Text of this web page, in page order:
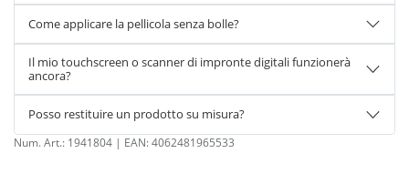
Come applicare la pellicola senza bolle?
Il mio touchscreen o scanner di impronte digitali funzionerà
ancora?
Posso restituire un prodotto su misura?
Num. Art.: 1941804 | EAN:4062481965533